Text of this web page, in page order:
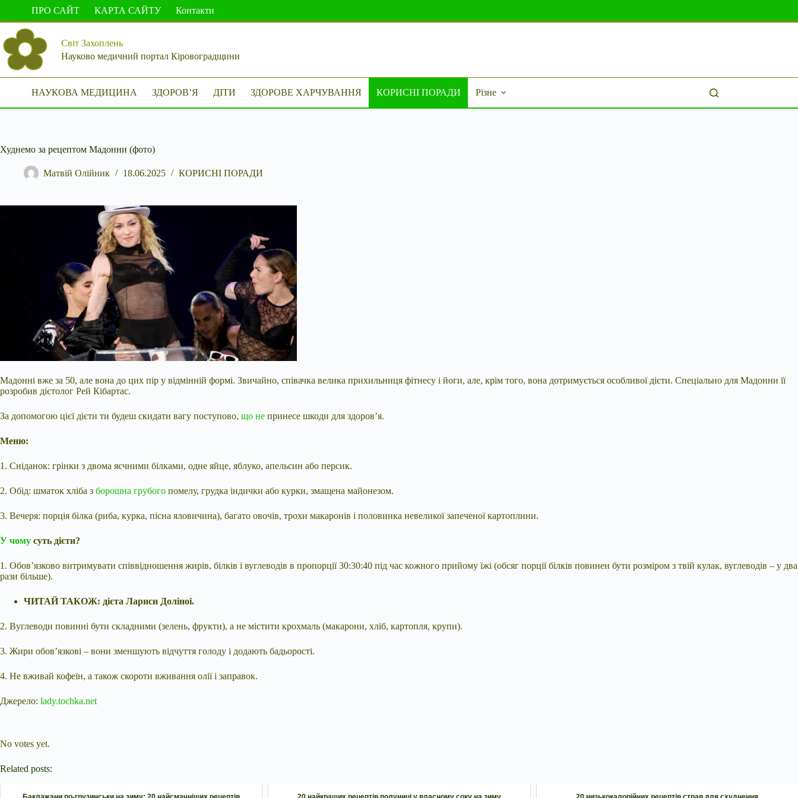
вмісту
ПРО САЙТ КАРТА САЙТУ Контакти
Світ Захоплень
Науково медичний портал Кіровоградщини
НАУКОВА МЕДИЦИНА ЗДОРОВ’Я ДІТИ ЗДОРОВЕ ХАРЧУВАННЯ КОРИСНІ ПОРАДИ Різне
Худнемо за рецептом Мадонни (фото)
Матвій Олійник 18.06.2025 КОРИСНІ ПОРАДИ
Мадонні вже за 50, але вона до цих пір у відмінній формі. Звичайно, співачка велика прихильниця фітнесу і йоги, але, крім того, вона дотримується особливої ​​дієти. Спеціально для Мадонни її
розробив дієтолог Рей Кібартас.
За допомогою цієї дієти ти будеш скидати вагу поступово, що не принесе шкоди для здоров’я.
Меню:
1. Сніданок: грінки з двома яєчними білками, одне яйце, яблуко, апельсин або персик.
2. Обід: шматок хліба з борошна грубого помелу, грудка індички або курки, змащена майонезом.
3. Вечеря: порція білка (риба, курка, пісна яловичина), багато овочів, трохи макаронів і половинка невеликої запеченої картоплини.
У чому суть дієти?
1. Обов’язково витримувати співвідношення жирів, білків і вуглеводів в пропорції 30:30:40 під час кожного прийому їжі (обсяг порції білків повинен бути розміром з твій кулак, вуглеводів – у два
рази більше).
ЧИТАЙ ТАКОЖ: дієта Лариси Доліної.
2. Вуглеводи повинні бути складними (зелень, фрукти), а не містити крохмаль (макарони, хліб, картопля, крупи).
3. Жири обов’язкові – вони зменшують відчуття голоду і додають бадьорості.
4. Не вживай кофеїн, а також скороти вживання олії і заправок.
Джерело: lady.tochka.net
No votes yet.
Related posts: